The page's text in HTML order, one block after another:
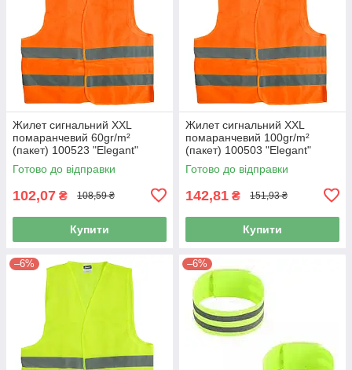
Жилет сигнальний XXL
помаранчевий 60gr/m²
(пакет) 100523 "Elegant"
(100шт/ящ)
Готово до відправки
102,07 ₴ 108,59 ₴
Купити
Жилет сигнальний XXL
помаранчевий 100gr/m²
(пакет) 100503 "Elegant"
(100шт/ящ)
Готово до відправки
142,81 ₴ 151,93 ₴
Купити
–6% –6%